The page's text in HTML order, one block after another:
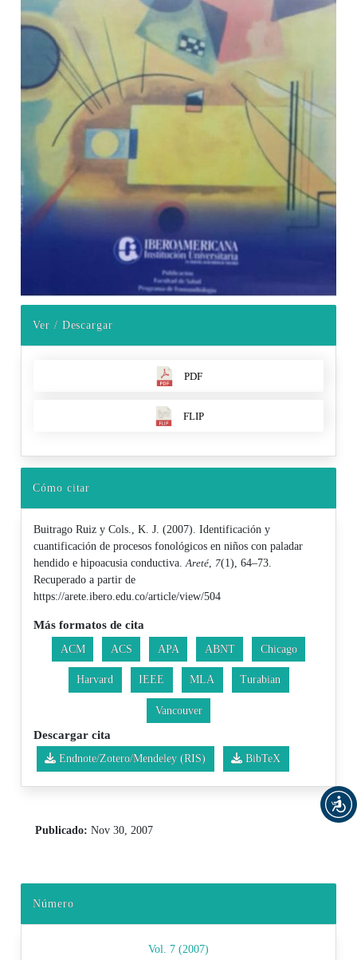
Ver / Descargar
PDF
FLIP
Cómo citar
Buitrago Ruiz y Cols., K. J. (2007). Identificación y
cuantificación de procesos fonológicos en niños con paladar
hendido e hipoacusia conductiva.Areté, 7(1), 64–73.
Recuperado a partir de
https://arete.ibero.edu.co/article/view/504
Más formatos de cita
ACM ACS APA ABNT Chicago
Harvard IEEE MLA Turabian
Vancouver
Descargar cita
Endnote/Zotero/Mendeley (RIS) BibTeX
Publicado: Nov 30, 2007
Número
Vol. 7 (2007)